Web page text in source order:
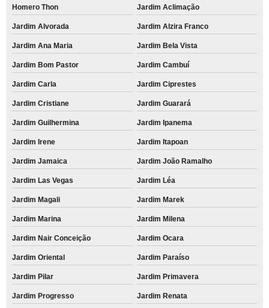
Homero Thon Jardim Aclimação
Jardim Alvorada Jardim Alzira Franco
Jardim Ana Maria Jardim Bela Vista
Jardim Bom Pastor Jardim Cambuí
Jardim Carla Jardim Ciprestes
Jardim Cristiane Jardim Guarará
Jardim Guilhermina Jardim Ipanema
Jardim Irene Jardim Itapoan
Jardim Jamaica Jardim João Ramalho
Jardim Las Vegas Jardim Léa
Jardim Magali Jardim Marek
Jardim Marina Jardim Milena
Jardim Nair Conceição Jardim Ocara
Jardim Oriental Jardim Paraíso
Jardim Pilar Jardim Primavera
Jardim Progresso Jardim Renata